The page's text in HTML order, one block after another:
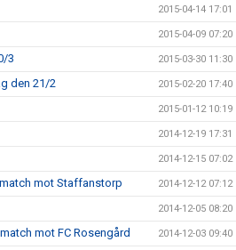
2015-04-14 17:01
2015-04-09 07:20
3 2015-03-30 11:30
den 21/2 2015-02-20 17:40
2015-01-12 10:19
2014-12-19 17:31
2014-12-15 07:02
mot Staffanstorp 2014-12-12 07:12
2014-12-05 08:20
mot FC Rosengård 2014-12-03 09:40